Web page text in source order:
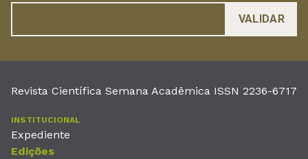
Revista Científica Semana Acadêmica ISSN 2236-6717
INSTITUCIONAL
Expediente
Edições